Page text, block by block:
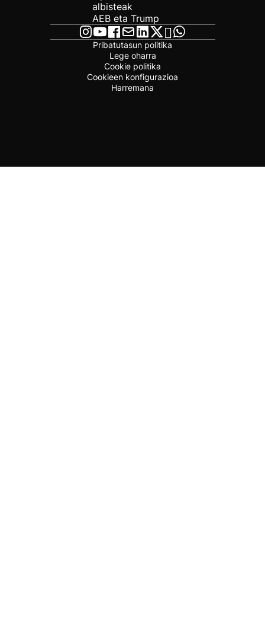
albisteak
AEB eta Trump
Pribatutasun politika
Lege oharra
Cookie politika
Cookieen konfigurazioa
Harremana